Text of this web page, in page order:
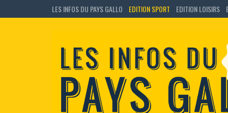
LES INFOS DU PAYS GALLO EDITION SPORT EDITION LOISIRS